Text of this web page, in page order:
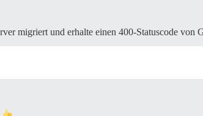
migriert und erhalte einen 400-Statuscode